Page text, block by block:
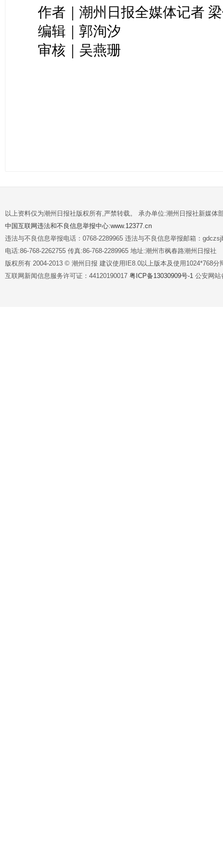
作者｜潮州日报全媒体记者
编辑｜郭洵汐
审核｜吴燕珊
以上资料仅为潮州日报社版权所有,严禁转载。 承办单位:潮州日报社新媒体
中国互联网违法和不良信息举报中心:www.12377.cn
违法与不良信息举报电话：0768-2289965 违法与不良信息举报邮箱：
电话:86-768-2262755 传真:86-768-2289965 地址:潮州市枫春路潮州日报社
版权所有 2004-2013 © 潮州日报 建议使用IE8.0以上版本及使用1024*768分
互联网新闻信息服务许可证：44120190017 粤ICP备13030909号-1 公安网站